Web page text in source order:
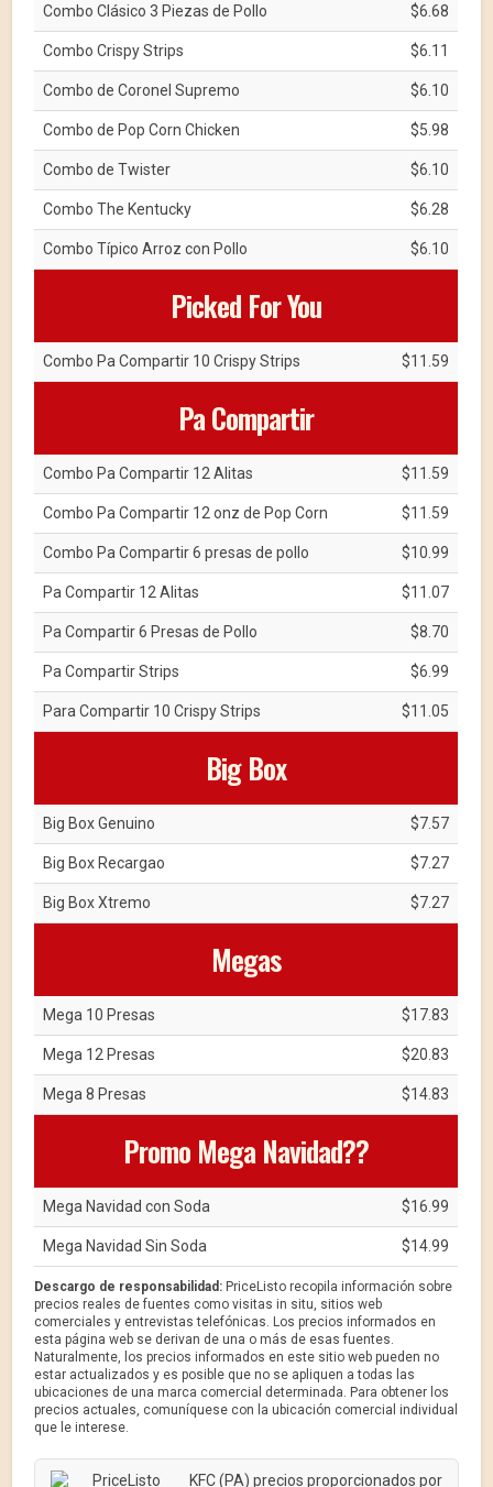
Combo Clásico 3 Piezas de Pollo $6.68
Combo Crispy Strips $6.11
Combo de Coronel Supremo $6.10
Combo de Pop Corn Chicken $5.98
Combo de Twister $6.10
Combo The Kentucky $6.28
Combo Típico Arroz con Pollo $6.10
Picked For You
Combo Pa Compartir 10 Crispy Strips $11.59
Pa Compartir
Combo Pa Compartir 12 Alitas $11.59
Combo Pa Compartir 12 onz de Pop Corn $11.59
Combo Pa Compartir 6 presas de pollo $10.99
Pa Compartir 12 Alitas $11.07
Pa Compartir 6 Presas de Pollo $8.70
Pa Compartir Strips $6.99
Para Compartir 10 Crispy Strips $11.05
Big Box
Big Box Genuino $7.57
Big Box Recargao $7.27
Big Box Xtremo $7.27
Megas
Mega 10 Presas $17.83
Mega 12 Presas $20.83
Mega 8 Presas $14.83
Promo Mega Navidad??
Mega Navidad con Soda $16.99
Mega Navidad Sin Soda $14.99
Descargo de responsabilidad: PriceListo recopila información sobre
precios reales de fuentes como visitas in situ, sitios web
comerciales y entrevistas telefónicas. Los precios informados en
esta página web se derivan de una o más de esas fuentes.
Naturalmente, los precios informados en este sitio web pueden no
estar actualizados y es posible que no se apliquen a todas las
ubicaciones de una marca comercial determinada. Para obtener los
precios actuales, comuníquese con la ubicación comercial individual
que le interese.
KFC (PA) precios proporcionados por